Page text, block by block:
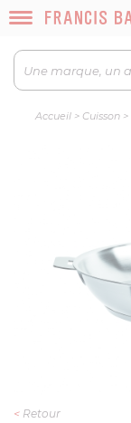
Accueil> Cuisson>
< Retour